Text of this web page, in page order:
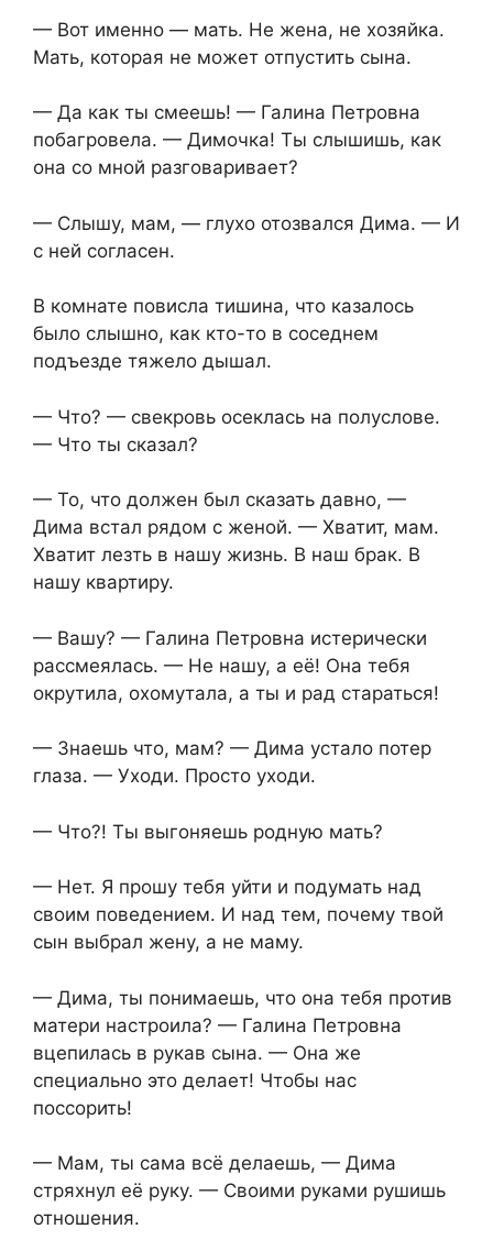
— Вот именно — мать. Не жена, не хозяйка.
Мать, которая не может отпустить сына.
— Да как ты смеешь! — Галина Петровна
побагровела. — Димочка! Ты слышишь, как
она со мной разговаривает?
— Слышу, мам, — глухо отозвался Дима. — И
с ней согласен.
В комнате повисла тишина, что казалось
было слышно, как кто-то в соседнем
подъезде тяжело дышал.
— Что? — свекровь осеклась на полуслове.
— Что ты сказал?
— То, что должен был сказать давно, —
Дима встал рядом с женой. — Хватит, мам.
Хватит лезть в нашу жизнь. В наш брак. В
нашу квартиру.
— Вашу? — Галина Петровна истерически
рассмеялась. — Не нашу, а её! Она тебя
окрутила, охомутала, а ты и рад стараться!
— Знаешь что, мам? — Дима устало потер
глаза. — Уходи. Просто уходи.
— Что?! Ты выгоняешь родную мать?
— Нет. Я прошу тебя уйти и подумать над
своим поведением. И над тем, почему твой
сын выбрал жену, а не маму.
— Дима, ты понимаешь, что она тебя против
матери настроила? — Галина Петровна
вцепилась в рукав сына. — Она же
специально это делает! Чтобы нас
поссорить!
— Мам, ты сама всё делаешь, — Дима
стряхнул её руку. — Своими руками рушишь
отношения.